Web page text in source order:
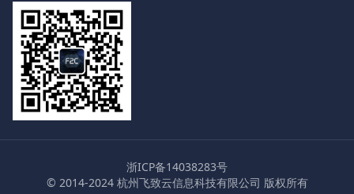
浙ICP备14038283号
© 2014-2024 杭州飞致云信息科技有限公司 版权所有